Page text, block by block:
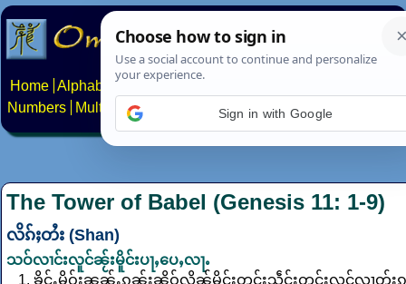
Home Alphabets Constructed scripts
Numbers
Multilingual Pages Search News About
The Tower of Babel (Genesis 11: 1-9)
လိၵ်ႈတႆး (Shan)
သဝ်လၢင်းလူင်ၼႂ်းမိူင်းပႃႇပေႇလႃႉ
ၶိင်ႇမိူဝ်ႈၼၼ်ႉၵူၼ်းၼိူဝ်လိၼ်မိူင်းတင်းသဵင်ႈတင်းလူင်လၢတ်ႈၵႂ
Sign in with Google